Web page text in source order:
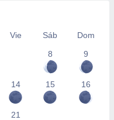
Vie Sáb
Dom
8
9
14 15 16
21